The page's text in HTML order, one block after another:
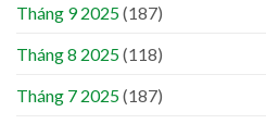
Tháng 9 2025(187)
Tháng 8 2025(118)
Tháng 7 2025(187)